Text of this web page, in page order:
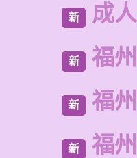
新 成
新 福
新 福
新 福